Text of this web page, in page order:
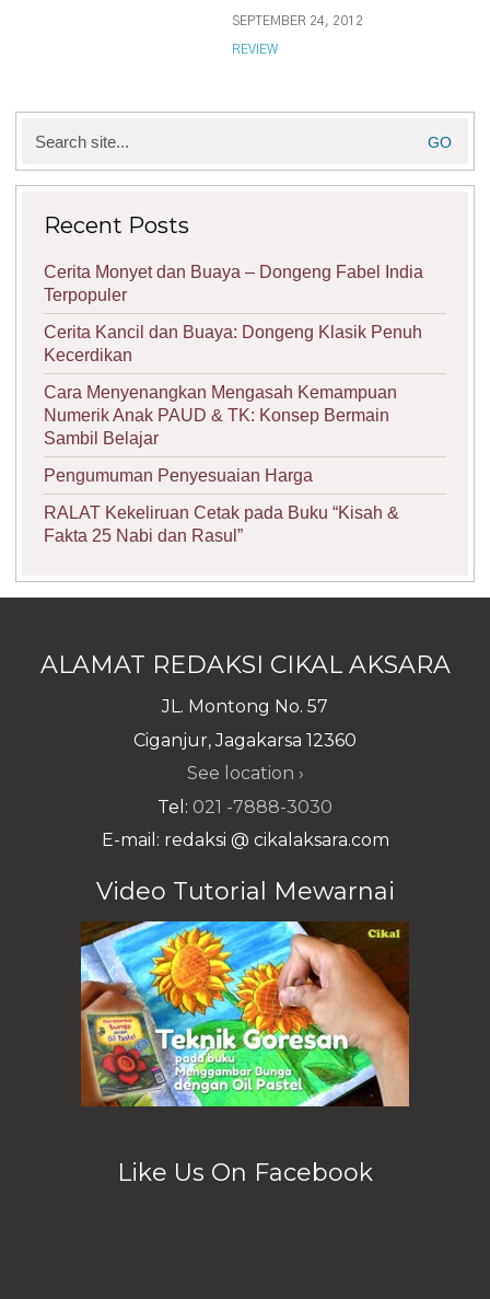
SEPTEMBER 24, 2012
REVIEW
for:
Recent Posts
Cerita Monyet dan Buaya – Dongeng Fabel India
Terpopuler
Cerita Kancil dan Buaya: Dongeng Klasik Penuh
Kecerdikan
Cara Menyenangkan Mengasah Kemampuan
Numerik Anak PAUD & TK: Konsep Bermain
Sambil Belajar
Pengumuman Penyesuaian Harga
RALAT Kekeliruan Cetak pada Buku “Kisah &
Fakta 25 Nabi dan Rasul”
ALAMAT REDAKSI CIKAL AKSARA
JL. Montong No. 57
Ciganjur, Jagakarsa 12360
See location ›
Tel: 021 -7888-3030
E-mail: redaksi @ cikalaksara.com
Video Tutorial Mewarnai
Like Us On Facebook